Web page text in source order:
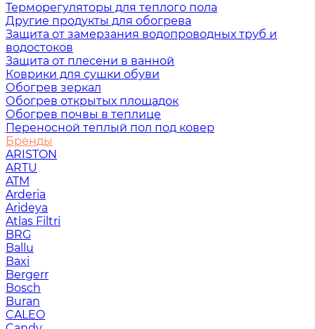
Терморегуляторы для теплого пола
Другие продукты для обогрева
Защита от замерзания водопроводных труб и
водостоков
Защита от плесени в ванной
Коврики для сушки обуви
Обогрев зеркал
Обогрев открытых площадок
Обогрев почвы в теплице
Переносной теплый пол под ковер
Бренды
ARISTON
ARTU
ATM
Arderia
Arideya
Atlas Filtri
BRG
Ballu
Baxi
Bergerr
Bosch
Buran
CALEO